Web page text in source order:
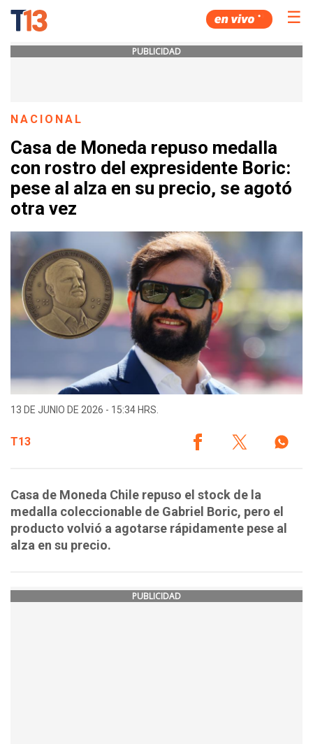
☰
PUBLICIDAD
NACIONAL
Casa de Moneda repuso medalla
con rostro del expresidente Boric:
pese al alza en su precio, se agotó
otra vez
13 DE JUNIO DE 2026 - 15:34 HRS.
T13
Casa de Moneda Chile repuso el stock de la
medalla coleccionable de Gabriel Boric, pero el
producto volvió a agotarse rápidamente pese al
alza en su precio.
PUBLICIDAD